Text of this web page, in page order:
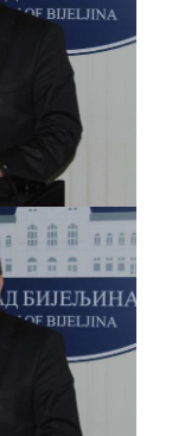
БОРЦЕ
15.
КАРТИЦЕ
- Вера
УЗ